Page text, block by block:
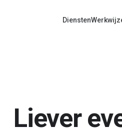
Diensten
Liever